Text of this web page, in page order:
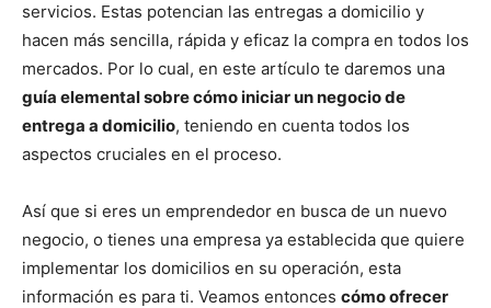
servicios. Estas potencian las entregas a domicilio y
hacen más sencilla, rápida y eficaz la compra en todos los
mercados. Por lo cual, en este artículo te daremos una
guía elemental sobre cómo iniciar un negocio de
entrega a domicilio, teniendo en cuenta todos los
aspectos cruciales en el proceso.
Así que si eres un emprendedor en busca de un nuevo
negocio, o tienes una empresa ya establecida que quiere
implementar los domicilios en su operación, esta
información es para ti. Veamos entonces cómo ofrecer